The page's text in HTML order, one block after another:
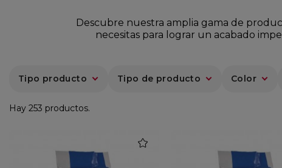
Descubre nuestra amplia gama de
necesitas para lograr un acabado
Tipo producto Tipo de producto Color
Hay 253 productos.
favorite